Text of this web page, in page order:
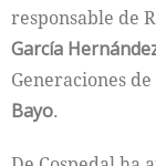
responsable de
García
Generaciones
Bayo.